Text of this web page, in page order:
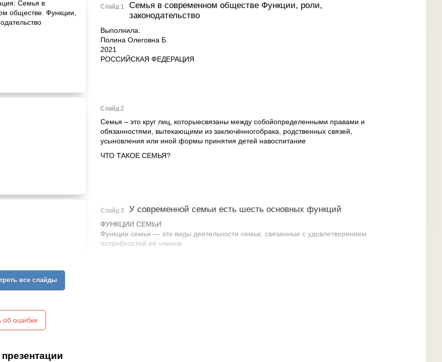
Слайд 1
Семья в современном обществе Функции, роли,
законодательство
Выполнила:
Полина Олеговна Б.
2021
РОССИЙСКАЯ ФЕДЕРАЦИЯ
Слайд 2
Семья – это круг лиц, которыесвязаны между собойопределенными правами и
обязанностями, вытекающими из заключённогобрака, родственных связей,
усыновления или иной формы принятия детей навоспитание
ЧТО ТАКОЕ СЕМЬЯ?
Слайд 3 У современной семьи есть шесть основных функций
ФУНКЦИИ СЕМЬИ
Функции семьи — это виды деятельности семьи, связанные с удовлетворением
потребностей её членов
все слайды
об ошибке